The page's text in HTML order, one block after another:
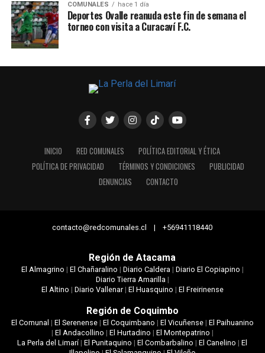
COMUNALES hace 1 día
Deportes Ovalle reanuda este fin de semana el
torneo con visita a Curacaví F.C.
INICIO RED COMUNALES
POLÍTICA EDITORIAL Y ÉTICA
POLÍTICA DE PRIVACIDAD
TÉRMINOS Y CONDICIONES
PUBLICIDAD
DENUNCIAS
CONTACTO
contacto@redcomunales.cl | +56941118440
Región de Atacama
El Almagrino | El Chañaralino | Diario Caldera| Diario El Copiapino |
Diario Tierra Amarilla|
El Altino | Diario Vallenar| El Huasquino | El Freirinense
Región de Coquimbo
El Comunal | El Serenense| El Coquimbano | El Vicuñense| El Paihuanino
| El Andacollino | El Hurtadino | El Montepatrino |
La Perla del Limarí|El Punitaquino |El Combarbalino |El Canelino |El